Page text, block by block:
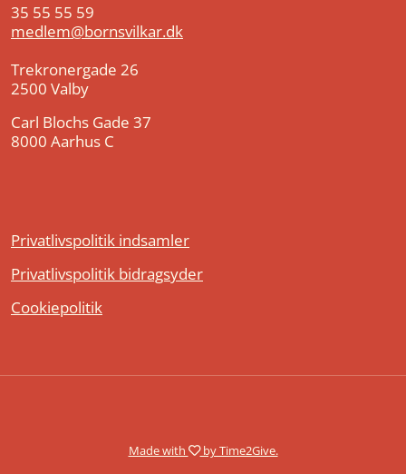
35 55 55 59
medlem@bornsvilkar.dk
Trekronergade 26
2500 Valby
Carl Blochs Gade 37
8000 Aarhus C
Privatlivspolitik indsamler
Privatlivspolitik bidragsyder
Cookiepolitik
Made with by Time2Give.